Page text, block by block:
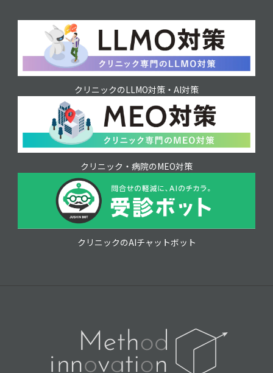
クリニックのLLMO対策・AI対策
クリニック・病院のMEO対策
クリニックのAIチャットボット